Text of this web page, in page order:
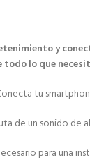
y
lo que
tu
de un sonido
para una